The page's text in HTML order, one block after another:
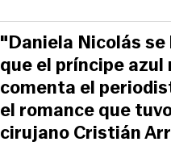
"Daniela Nicolás
que el príncipe azul
comenta el
el romance que
cirujano Cristián